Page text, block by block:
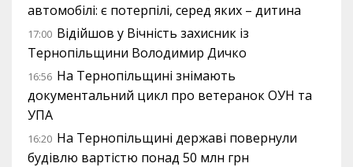
автомобілі: є потерпілі, серед яких – дитина
17:00 Відійшов у Вічність захисник із
Тернопільщини Володимир Дичко
16:56 На Тернопільщині знімають
документальний цикл про ветеранок ОУН та
УПА
16:20 На Тернопільщині державі повернули
будівлю вартістю понад 50 млн грн